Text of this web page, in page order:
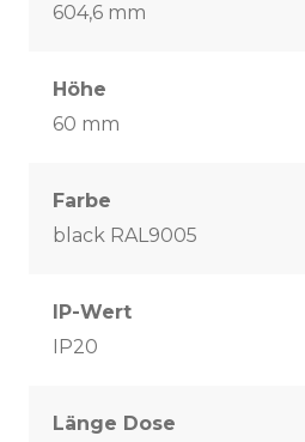
604,6 mm
Höhe
60 mm
Farbe
black RAL9005
IP-Wert
IP20
Länge Dose